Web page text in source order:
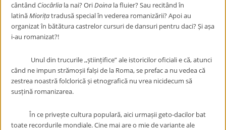
cântând Ciocârlia la nai? OriDoina la fluier? Sau recitând în
latinăMiorițatradusă special în vederea romanizării? Apoi au
organizat în bătătura castrelor cursuri de dansuri pentru daci? Și așa
i-au romanizat?!
Unul din trucurile ,,științifice” ale istoricilor oficiali e că, atunci
când ne impun strămoșii falși de la Roma, se prefac a nu vedea că
zestrea noastră folclorică și etnografică nu vrea nicidecum să
susțină romanizarea.
În ce privește cultura populară, aici urmașii geto-dacilor bat
toate recordurile mondiale. Cine mai are o mie de variante ale